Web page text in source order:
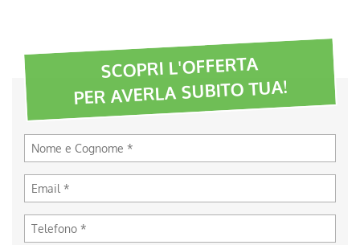
SCOPRI L'OFFERTA
PER AVERLA SUBITO TUA!